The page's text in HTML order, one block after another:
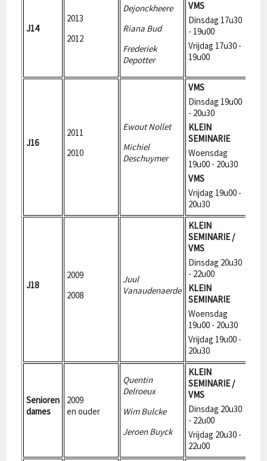
J14
2013
2012
Dejonckheere
Riana Bud
Frederiek
Depotter
VMS
Dinsdag 17u30
- 19u00
Vrijdag 17u30 -
19u00
J16
2011
2010
Ewout Nollet
Michiel
Deschuymer
VMS
Dinsdag 19u00
- 20u30
KLEIN
SEMINARIE
Woensdag
19u00 - 20u30
VMS
Vrijdag 19u00 -
20u30
J18
2009
2008
Juul
Vanaudenaerde
KLEIN
SEMINARIE /
VMS
Dinsdag 20u30
- 22u00
KLEIN
SEMINARIE
Woensdag
19u00 - 20u30
Vrijdag 19u00 -
20u30
Senioren
dames
2009
en ouder
Quentin
Delroeux
Wim Bulcke
Jeroen Buyck
KLEIN
SEMINARIE /
VMS
Dinsdag 20u30
- 22u00
Vrijdag 20u30 -
22u00